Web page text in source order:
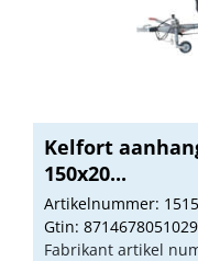
Kelfort
150x20...
Artikelnummer:
Gtin: 8714678051029
Fabrikant artikel